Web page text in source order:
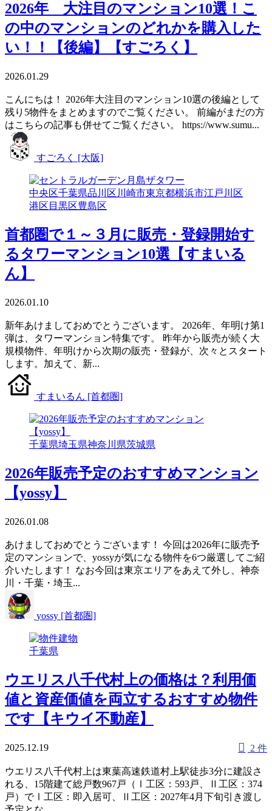
2026年 大注目のマンション10選！こ
の中のマンションのどれかを購入した
い！！【後編】【すごろく】
2026.01.29
こんにちは！ 2026年大注目のマンション10選の後編として
残り5物件をまとめますのでご覧ください。 前編がまだの方
はこちらの記事も併せてご覧ください。 https://www.sumu...
すごろく [大阪]
中央区千葉県品川区 川崎市東京都横浜市江戸川区
港区 目黒区豊島区
首都圏で１～３月に販売・登録開始す
るタワーマンション10選【すまいる
ん】
2026.01.10
新年あけましておめでとうございます。 2026年、年明け第1
弾は、タワーマンション特集です。 昨年から販売が続く大
規模物件、年明けから次期の販売・登録が、次々とスタート
します。加えて、新...
すまいるん [首都圏]
千葉県埼玉県神奈川県茨城県
2026年販売予定のおすすめマンション
【yossy】
2026.01.08
あけましておめでとうございます！ 今回は2026年に販売予
定のマンションで、yossyが気になる物件を6つ厳選してご紹
介いたします！ なお今回は東京エリアをあえて外し、神奈
川・千葉・埼玉...
yossy [首都圏]
千葉県
ウエリス八千代村上の価格は？利用価
値と資産価値を両立するおすすめ物件
です【キウイ不動産】
2025.12.19 2 件
ウエリス八千代村上は東葉高速鉄道村上駅徒歩3分に建設さ
れる、15階建て総戸数967戸（Ⅰ工区：593戸、Ⅱ工区：374
戸）でⅠ工区：即入居可、Ⅱ工区：2027年4月下旬引き渡し